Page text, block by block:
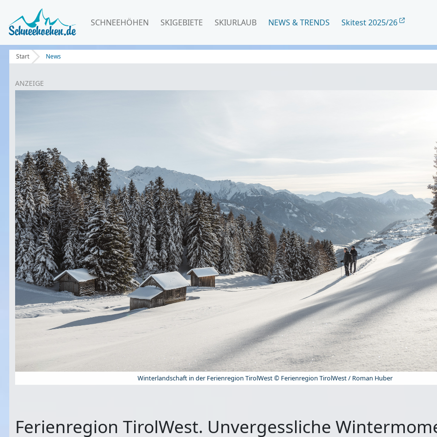
SCHNEEHÖHEN SKIGEBIETE SKIURLAUB NEWS & TRENDS Skitest 2025/26
Start News
ANZEIGE
Winterlandschaft in der Ferienregion TirolWest © Ferienregion TirolWest / Roman Huber
Ferienregion TirolWest. Unvergessliche